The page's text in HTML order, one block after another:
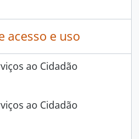
acesso e uso
ao Cidadão
ao Cidadão